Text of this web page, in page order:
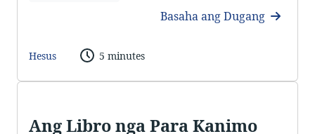
Basaha ang Dugang
Hesus 5 minutes
Ang Libro nga Para Kanimo